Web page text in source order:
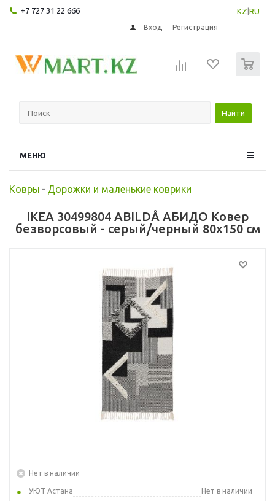
+7 727 31 22 666 KZ RU
Вход Регистрация
Найти
МЕНЮ
Ковры - Дорожки и маленькие коврики
IKEA 30499804 ABILDÅ АБИДО Ковер
безворсовый - серый/черный 80x150 см
Нет в наличии
УЮТ Астана
Нет в наличии